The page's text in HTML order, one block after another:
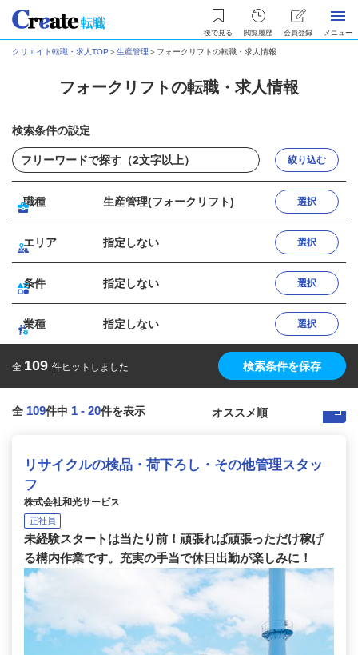
後で見る 閲覧履歴 会員登録 メニュー
クリエイト転職・求人TOP ＞生産管理 ＞ フォークリフトの転職・求人情報
フォークリフトの転職・求人情報
検索条件の設定
絞り込む
職種 生産管理(フォークリフト) 選択
エリア 指定しない 選択
条件 指定しない 選択
業種 指定しない 選択
全 109 件ヒットしました 検索条件を保存
全 109件中 1 - 20件を表示
リサイクルの検品・荷下ろし・その他管理スタッ
フ
株式会社和光サービス
正社員
未経験スタートは当たり前！頑張れば頑張っただけ稼げ
る構内作業です。充実の手当で休日出勤が楽しみに！